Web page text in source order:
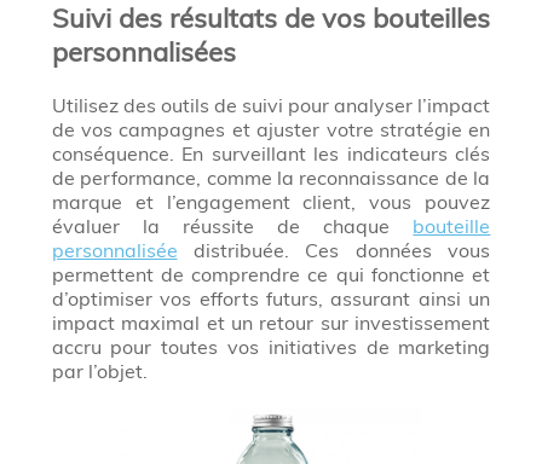
Suivi des résultats de vos bouteilles
personnalisées
Utilisez des outils de suivi pour analyser l’impact
de vos campagnes et ajuster votre stratégie en
conséquence. En surveillant les indicateurs clés
de performance, comme la reconnaissance de la
marque et l’engagement client, vous pouvez
évaluer la réussite de chaque bouteille
personnalisée distribuée. Ces données vous
permettent de comprendre ce qui fonctionne et
d’optimiser vos efforts futurs, assurant ainsi un
impact maximal et un retour sur investissement
accru pour toutes vos initiatives de marketing
par l’objet.